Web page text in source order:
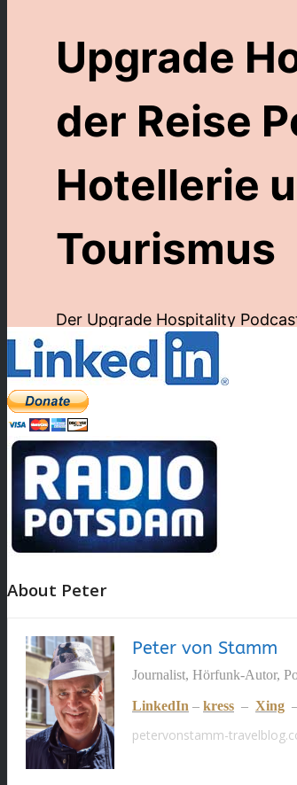
About Peter
Peter von Stamm
Journalist, Hörfunk-Autor,
LinkedIn – kress – Xing
petervonstamm-